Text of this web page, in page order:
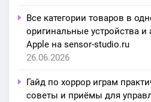
Все категории товаров в
оригинальные устройства и
Apple на sensor-studio.ru
26.06.2026
Гайд по хоррор играм
советы и приёмы для